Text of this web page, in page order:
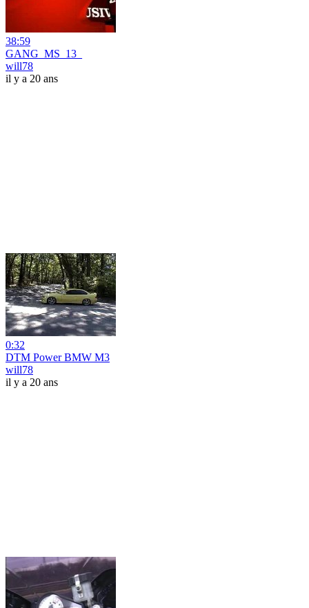
38:59
GANG_MS_13_
will78
il y a 20 ans
0:32
DTM Power BMW M3
will78
il y a 20 ans